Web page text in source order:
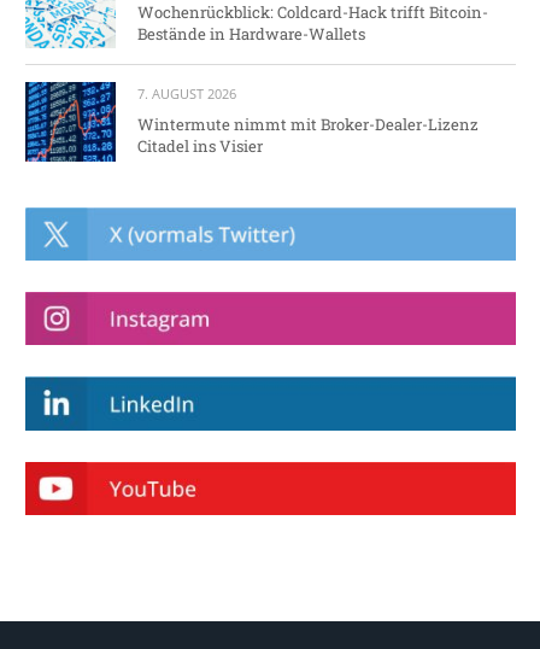
Wochenrückblick: Coldcard-Hack trifft Bitcoin-
Bestände in Hardware-Wallets
7. AUGUST 2026
Wintermute nimmt mit Broker-Dealer-Lizenz
Citadel ins Visier